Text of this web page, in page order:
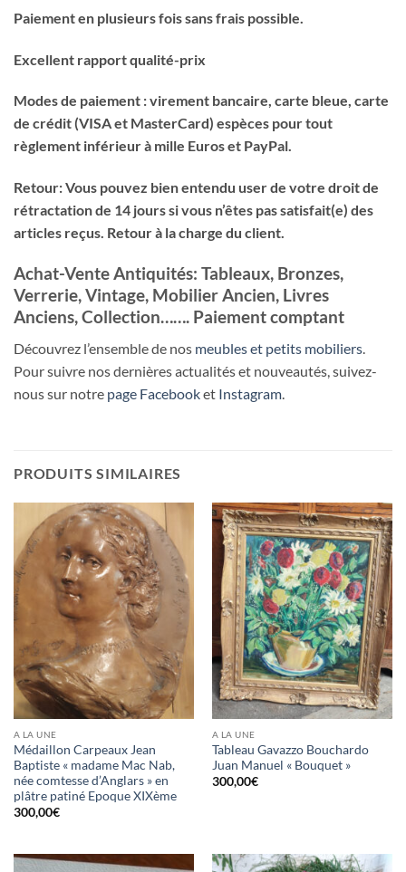
Paiement en plusieurs fois sans frais possible.
Excellent rapport qualité-prix
Modes de paiement : virement bancaire, carte bleue, carte
de crédit (VISA et MasterCard) espèces pour tout
règlement inférieur à mille Euros et PayPal.
Retour: Vous pouvez bien entendu user de votre droit de
rétractation de 14 jours si vous n’êtes pas satisfait(e) des
articles reçus. Retour à la charge du client.
Achat-Vente Antiquités: Tableaux, Bronzes,
Verrerie, Vintage, Mobilier Ancien, Livres
Anciens, Collection……. Paiement comptant
Découvrez l’ensemble de nos meubles et petits mobiliers
Pour suivre nos dernières actualités et nouveautés, suivez-
nous sur notre page Facebooket Instagram
PRODUITS SIMILAIRES
A LA UNE
Médaillon Carpeaux Jean
Baptiste « madame Mac Nab,
née comtesse d’Anglars » en
plâtre patiné Epoque XIXème
300,00€
A LA UNE
Tableau Gavazzo Bouchardo
Juan Manuel « Bouquet »
300,00€